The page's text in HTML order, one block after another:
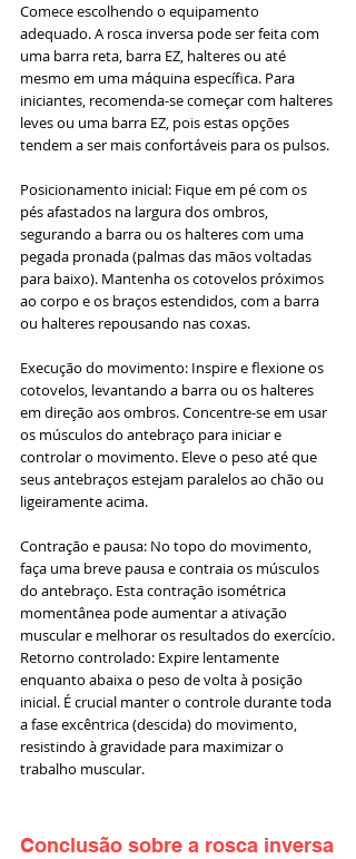
Comece escolhendo o equipamento
adequado. A rosca inversa pode ser feita com
uma barra reta, barra EZ, halteres ou até
mesmo em uma máquina específica. Para
iniciantes, recomenda-se começar com halteres
leves ou uma barra EZ, pois estas opções
tendem a ser mais confortáveis para os pulsos.
Posicionamento inicial: Fique em pé com os
pés afastados na largura dos ombros,
segurando a barra ou os halteres com uma
pegada pronada (palmas das mãos voltadas
para baixo). Mantenha os cotovelos próximos
ao corpo e os braços estendidos, com a barra
ou halteres repousando nas coxas.
Execução do movimento: Inspire e flexione os
cotovelos, levantando a barra ou os halteres
em direção aos ombros. Concentre-se em usar
os músculos do antebraço para iniciar e
controlar o movimento. Eleve o peso até que
seus antebraços estejam paralelos ao chão ou
ligeiramente acima.
Contração e pausa: No topo do movimento,
faça uma breve pausa e contraia os músculos
do antebraço. Esta contração isométrica
momentânea pode aumentar a ativação
muscular e melhorar os resultados do exercício.
Retorno controlado: Expire lentamente
enquanto abaixa o peso de volta à posição
inicial. É crucial manter o controle durante toda
a fase excêntrica (descida) do movimento,
resistindo à gravidade para maximizar o
trabalho muscular.
Conclusão sobre a rosca inversa